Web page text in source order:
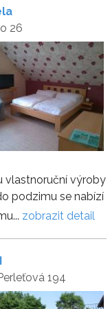
26
vlastnoruční výroby
podzimu se nabízí
zobrazit detail
194